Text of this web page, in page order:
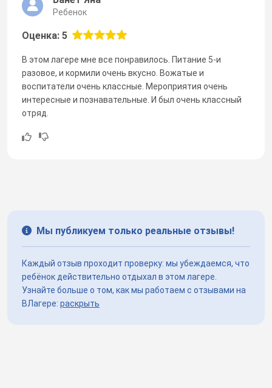
Ребенок
Оценка: 5
В этом лагере мне все понравилось. Питание 5-и
разовое, и кормили очень вкусно. Вожатые и
воспитатели очень классные. Мероприятия очень
интересные и познавательные. И был очень классный
отряд.
Мы публикуем только реальные отзывы!
Каждый отзыв проходит проверку: мы убеждаемся, что
ребёнок действительно отдыхал в этом лагере.
Узнайте больше о том, как мы работаем с отзывами на
ВЛагере: раскрыть